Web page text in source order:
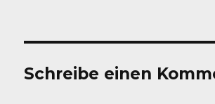
Schreibe einen